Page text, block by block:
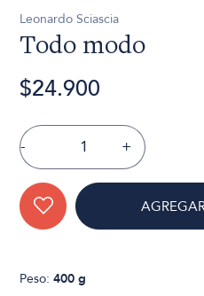
Leonardo Sciascia
Todo modo
$24.900
- +
Peso:400 g